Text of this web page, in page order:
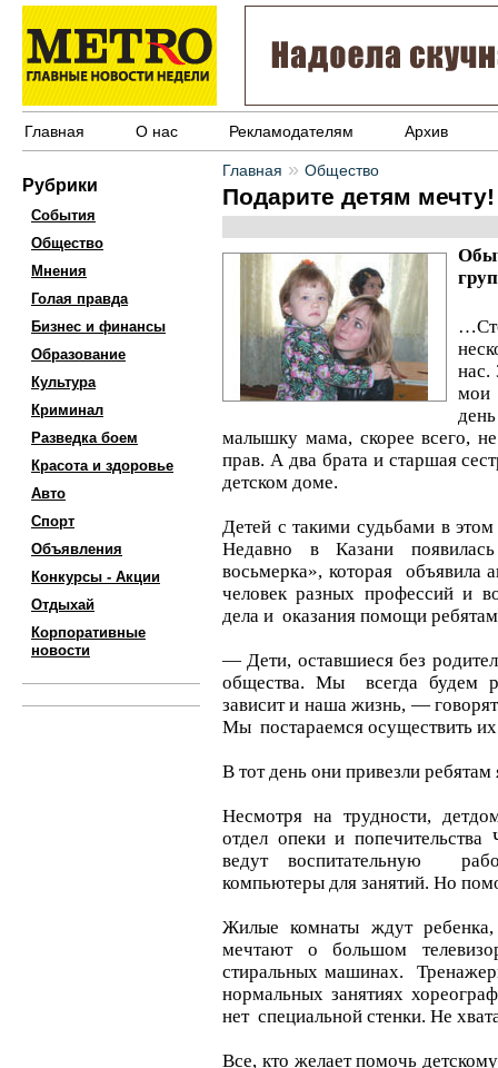
Главная О нас Рекламодателям Архив
Рубрики
События
Общество
Мнения
Голая правда
Бизнес и финансы
Образование
Культура
Криминал
Разведка боем
Красота и здоровье
Авто
Спорт
Объявления
Конкурсы - Акции
Отдыхай
Корпоративные
новости
Главная » Общество
Подарите детям мечту!
нас.
мои
малышку мама, скорее всего,
прав. А два брата и старшая
детском доме.
Детей с такими судьбами в
Недавно в Казани
восьмерка», которая объявила
человек разных профессий и
дела и оказания помощи
— Дети, оставшиеся без
общества. Мы всегда будем
зависит и наша жизнь, —
Мы постараемся осуществить
В тот день они привезли
Несмотря на трудности,
отдел опеки и
ведут воспитательную
компьютеры для занятий. Но
Жилые комнаты ждут
мечтают о большом
стиральных машинах.
нормальных занятиях
нет специальной стенки. Не
Все, кто желает помочь